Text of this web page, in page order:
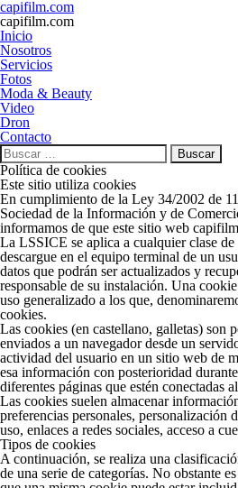
capifilm.com
capifilm.com
Inicio
Nosotros
Servicios
Fotos
Moda & Beauty
Video
Dron
Contacto
Buscar:
Política de cookies
Este sitio utiliza cookies
En cumplimiento de la Ley 34/2002 de
Sociedad de la Información y de
informamos de que este sitio web
La LSSICE se aplica a cualquier clase
descargue en el equipo terminal de un
datos que podrán ser actualizados y
responsable de su instalación. Una
uso generalizado a los que,
cookies.
Las cookies (en castellano, galletas) son
enviados a un navegador desde un
actividad del usuario en un sitio web de
esa información con posterioridad
diferentes páginas que estén conectadas
Las cookies suelen almacenar
preferencias personales, personalización
uso, enlaces a redes sociales, acceso a
Tipos de cookies
A continuación, se realiza una
de una serie de categorías. No obstante